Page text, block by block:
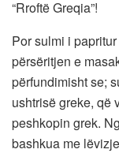
“Rroftë Greqia”!
Por sulmi i
përsëritjen e
përfundimisht se;
ushtrisë greke, që
peshkopin grek.
bashkua me